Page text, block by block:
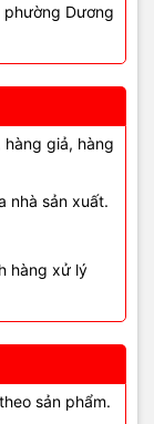
phường Dương
giả, hàng
nhà sản xuất.
hàng xử lý
sản phẩm.